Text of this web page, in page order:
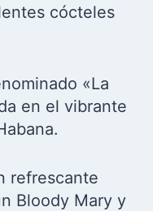
cócteles
«La
en el vibrante
refrescante
Bloody Mary y